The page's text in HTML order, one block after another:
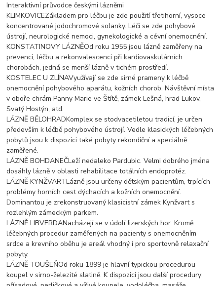
Interaktivní průvodce českými lázněmi
KLIMKOVICEZákladem pro léčbu je zde použití třetihorní, vysoce
koncentrované jodochromové solanky. Léčí se zde pohybové
ústrojí, neurologické nemoci, gynekologické a cévní onemocnění.
KONSTATINOVY LÁZNĚOd roku 1955 jsou lázně zaměřeny na
prevenci, léčbu a rekonvalescenci při kardiovaskulárních
chorobách, jedná se menší lázně v tichém prostředí.
KOSTELEC U ZLÍNAVyužívají se zde sirné prameny k léčbě
onemocnění pohybového aparátu, kožních chorob. Návštěvní místa
v oboře chrám Panny Marie ve Štítě, zámek Lešná, hrad Lukov,
Svatý Hostýn, atd.
LÁZNĚ BĚLOHRADKomplex se stodvacetiletou tradicí, je určen
především k léčbě pohybového ústrojí. Vedle klasických léčebných
pobytů jsou k dispozici také pobyty rekondiční a speciálně
zaměřené.
LÁZNĚ BOHDANEČLeží nedaleko Pardubic. Velmi dobrého jména
dosáhly lázně v oblasti rehabilitace totálních endoprotéz.
LÁZNĚ KYNŽVARTLázně jsou určeny dětským pacientům, trpících
problémy horních cest dýchacích a kožních onemocnění.
Dominantou je zrekonstruovaný klasicistní zámek Kynžvart s
rozlehlým zámeckým parkem.
LÁZNĚ LIBVERDANacházejí se v údolí Jizerských hor. Kromě
léčebných procedur zaměřených na pacienty s onemocněním
srdce a krevního oběhu je areál vhodný i pro sportovně relaxační
pobyty.
LÁZNĚ TOUŠEŇOd roku 1899 je hlavní typickou procedurou
koupel v sirno-železité slatině. K dispozici jsou další procedury: